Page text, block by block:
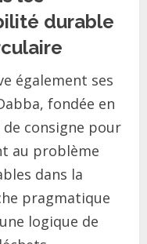
durable
également ses
fondée en
de consigne pour
au problème
dans la
pragmatique
logique de